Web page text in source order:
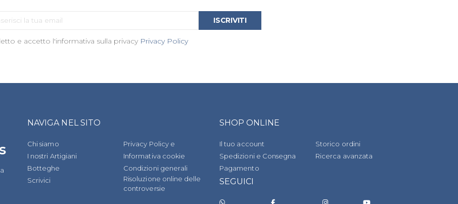
nostra
e accetto l'informativa sulla privacy Privacy Policy
ISCRIVITI
NAVIGA NEL SITO
Chi siamo
I nostri Artigiani
Botteghe
Scrivici
Privacy Policy e
Informativa cookie
Condizioni generali
Risoluzione online delle
controversie
SHOP ONLINE
Il tuo account
Spedizioni e Consegna
Pagamento
Storico ordini
Ricerca avanzata
SEGUICI